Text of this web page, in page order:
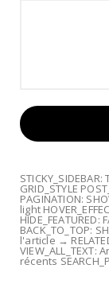
STICKY_SIDEBAR:
GRID_STYLE
PAGINATION:
light
HIDE_FEATURED:
BACK_TO_TOP:
l'article →
récents